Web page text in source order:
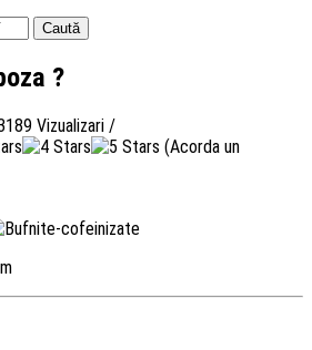
?
Vizualizari /
(Acorda un